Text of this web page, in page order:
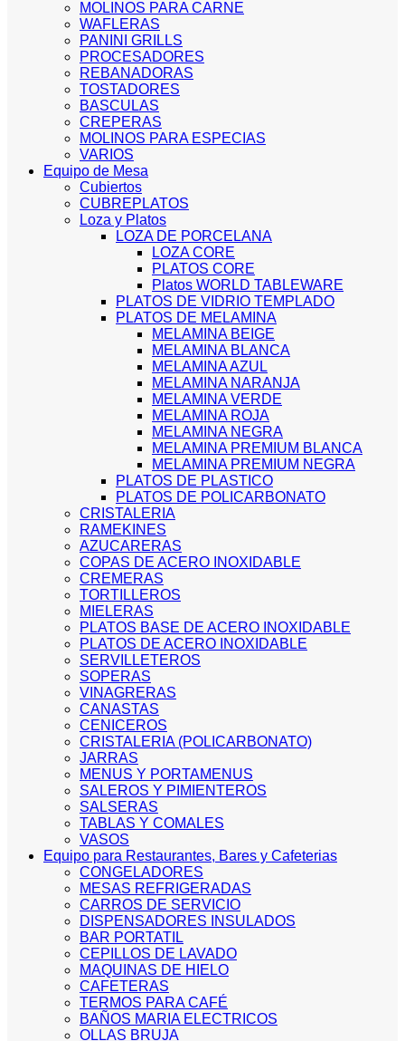
MOLINOS PARA CARNE
WAFLERAS
PANINI GRILLS
PROCESADORES
REBANADORAS
TOSTADORES
BASCULAS
CREPERAS
MOLINOS PARA ESPECIAS
VARIOS
Equipo de Mesa
Cubiertos
CUBREPLATOS
Loza y Platos
LOZA DE PORCELANA
LOZA CORE
PLATOS CORE
Platos WORLD TABLEWARE
PLATOS DE VIDRIO TEMPLADO
PLATOS DE MELAMINA
MELAMINA BEIGE
MELAMINA BLANCA
MELAMINA AZUL
MELAMINA NARANJA
MELAMINA VERDE
MELAMINA ROJA
MELAMINA NEGRA
MELAMINA PREMIUM BLANCA
MELAMINA PREMIUM NEGRA
PLATOS DE PLASTICO
PLATOS DE POLICARBONATO
CRISTALERIA
RAMEKINES
AZUCARERAS
COPAS DE ACERO INOXIDABLE
CREMERAS
TORTILLEROS
MIELERAS
PLATOS BASE DE ACERO INOXIDABLE
PLATOS DE ACERO INOXIDABLE
SERVILLETEROS
SOPERAS
VINAGRERAS
CANASTAS
CENICEROS
CRISTALERIA (POLICARBONATO)
JARRAS
MENUS Y PORTAMENUS
SALEROS Y PIMIENTEROS
SALSERAS
TABLAS Y COMALES
VASOS
Equipo para Restaurantes, Bares y Cafeterias
CONGELADORES
MESAS REFRIGERADAS
CARROS DE SERVICIO
DISPENSADORES INSULADOS
BAR PORTATIL
CEPILLOS DE LAVADO
MAQUINAS DE HIELO
CAFETERAS
TERMOS PARA CAFÉ
BAÑOS MARIA ELECTRICOS
OLLAS BRUJA